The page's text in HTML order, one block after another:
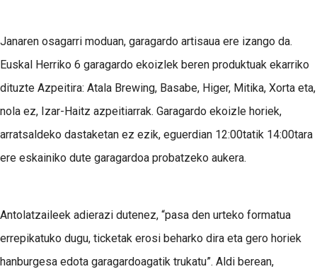
Janaren osagarri moduan, garagardo artisaua ere izango da.
Euskal Herriko 6 garagardo ekoizlek beren produktuak ekarriko
dituzte Azpeitira: Atala Brewing, Basabe, Higer, Mitika, Xorta eta,
nola ez, Izar-Haitz azpeitiarrak. Garagardo ekoizle horiek,
arratsaldeko dastaketan ez ezik, eguerdian 12:00tatik 14:00tara
ere eskainiko dute garagardoa probatzeko aukera.
Antolatzaileek adierazi dutenez, “pasa den urteko formatua
errepikatuko dugu, ticketak erosi beharko dira eta gero horiek
hanburgesa edota garagardoagatik trukatu”. Aldi berean,